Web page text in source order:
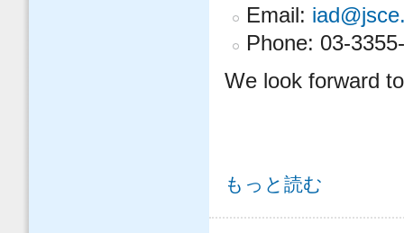
Email:
Phone: 03-
We look forward
[Preliminary Notice] Let's Hear from
内】外国籍技術者から聞きましょ
もっと読む